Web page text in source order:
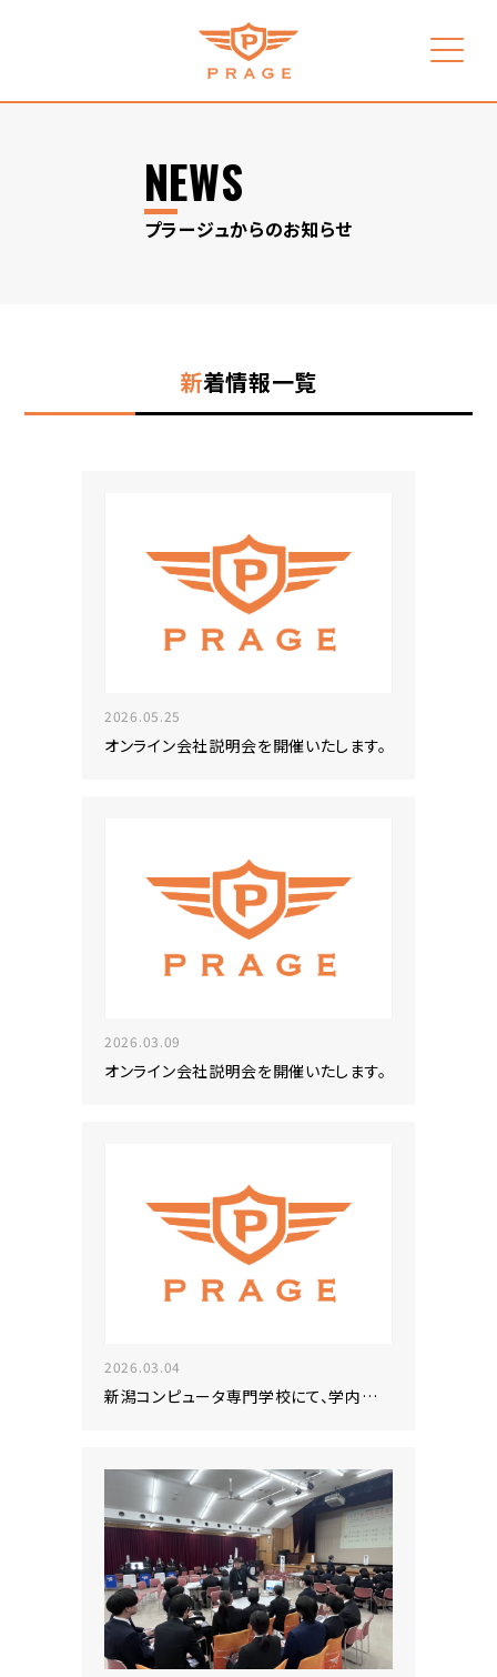
NEWS
プラージュからのお知らせ
新着情報一覧
2026.05.25
オンライン会社説明会を開催いたします。
2026.03.09
オンライン会社説明会を開催いたします。
2026.03.04
新潟コンピュータ専門学校にて、学内企業説明会に参加いたします！